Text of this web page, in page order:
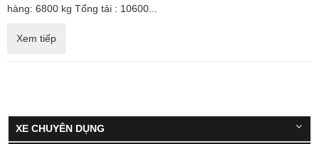
hàng: 6800 kg Tổng tải : 10600...
Xem tiếp
XE CHUYÊN DỤNG